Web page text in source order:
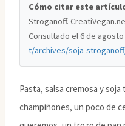
Cómo citar este
Stroganoff.
Consultado el6 de agosto
t/archives/soja-
Pasta, salsa cremosa y
champiñones, un poco de